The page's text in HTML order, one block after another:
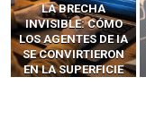
LA BRECHA
INVISIBLE: CÓMO
LOS AGENTES DE IA
SE CONVIRTIERON
EN LA SUPERFICIE